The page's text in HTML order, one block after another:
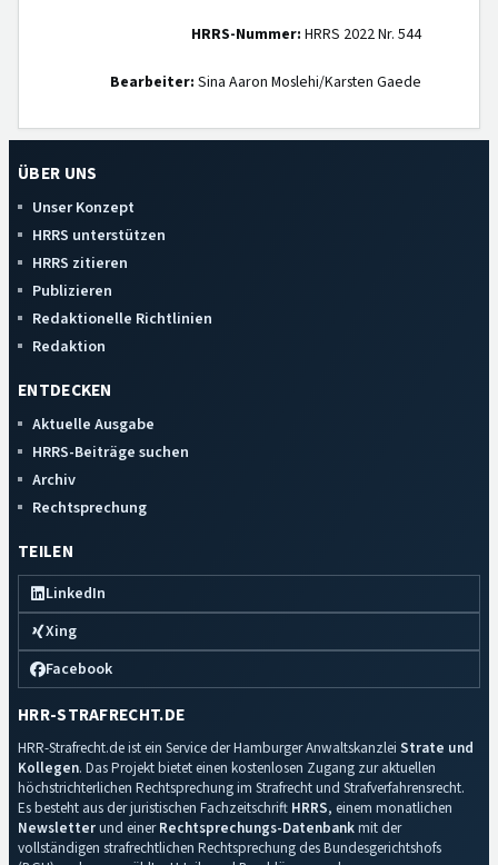
HRRS-Nummer: HRRS 2022 Nr. 544
Bearbeiter: Sina Aaron Moslehi/Karsten Gaede
ÜBER UNS
Unser Konzept
HRRS unterstützen
HRRS zitieren
Publizieren
Redaktionelle Richtlinien
Redaktion
ENTDECKEN
Aktuelle Ausgabe
HRRS-Beiträge suchen
Archiv
Rechtsprechung
TEILEN
LinkedIn
Xing
Facebook
HRR-STRAFRECHT.DE
HRR-Strafrecht.de ist ein Service der Hamburger Anwaltskanzlei Strate und
Kollegen. Das Projekt bietet einen kostenlosen Zugang zur aktuellen
höchstrichterlichen Rechtsprechung im Strafrecht und Strafverfahrensrecht.
Es besteht aus der juristischen Fachzeitschrift HRRS, einem monatlichen
Newsletterund einerRechtsprechungs-Datenbankmit der
vollständigen strafrechtlichen Rechtsprechung des Bundesgerichtshofs